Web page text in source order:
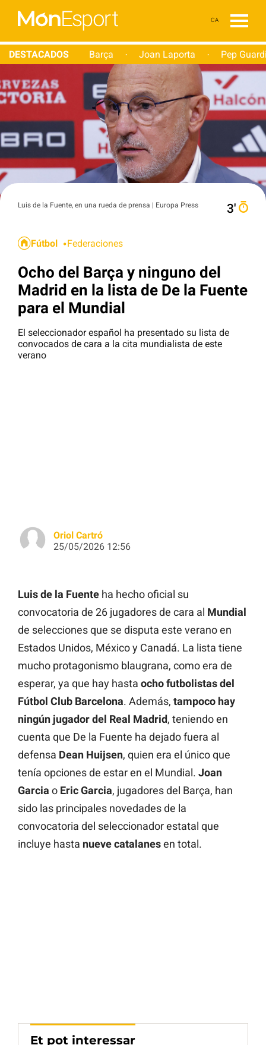
CA
DESTACADOS Barça · Joan Laporta · Pep
Luis de la Fuente, en una rueda de prensa | Europa Press 3′
Fútbol Federaciones
Ocho del Barça y ninguno del
Madrid en la lista de De la Fuente
para el Mundial
El seleccionador español ha presentado su lista de
convocados de cara a la cita mundialista de este
verano
Oriol Cartró
25/05/2026 12:56
Luis de la Fuente ha hecho oficial su
convocatoria de 26 jugadores de cara al Mundial
de selecciones que se disputa este verano en
Estados Unidos, México y Canadá. La lista tiene
mucho protagonismo blaugrana, como era de
esperar, ya que hay hasta ocho futbolistas del
Fútbol Club Barcelona. Además, tampoco hay
ningún jugador del Real Madrid, teniendo en
cuenta que De la Fuente ha dejado fuera al
defensa Dean Huijsen, quien era el único que
tenía opciones de estar en el Mundial. Joan
Garcia o Eric Garcia, jugadores del Barça, han
sido las principales novedades de la
convocatoria del seleccionador estatal que
incluye hasta nueve catalanesen total.
Et pot interessar